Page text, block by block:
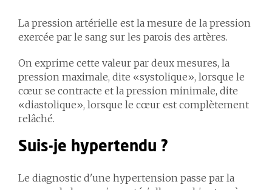
La pression artérielle est la mesure de la pression
exercée par le sang sur les parois des artères.
On exprime cette valeur par deux mesures, la
pression maximale, dite «systolique», lorsque le
cœur se contracte et la pression minimale, dite
«diastolique», lorsque le cœur est complètement
relâché.
Suis-je hypertendu ?
Le diagnostic d'une hypertension passe par la